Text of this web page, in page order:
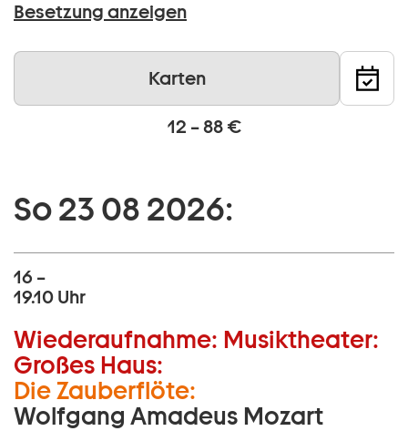
Besetzung anzeigen
Karten
12 – 88 €
So 23 08 2026:
16 –
19.10 Uhr
Wiederaufnahme: Musiktheater:
Großes Haus:
Die Zauberflöte:
Wolfgang Amadeus Mozart